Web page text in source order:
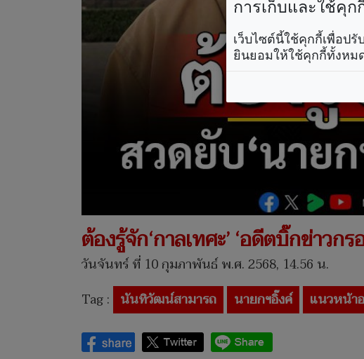
ต้องรู้จัก‘กาลเทศะ’ ‘อดีตบิ๊กข่าวก
วันจันทร์ ที่ 10 กุมภาพันธ์ พ.ศ. 2568, 14.56 น.
Tag : นันทิวัฒน์สามารถ นายกฯอิ๊งค์ แนวหน้า
การเก็บและใช้คุก
เว็บไซต์นี้ใช้คุกกี้เพื่อป
ยินยอมให้ใช้คุกกี้ทั้งหม